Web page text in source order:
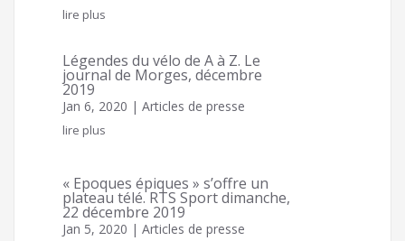
Photographies
Photos d'époque, cartes postales,
voici quelques trésors !
lire plus
Légendes du vélo de A à Z. Le
journal de Morges, décembre
2019
Jan 6, 2020 |Articles de presse
lire plus
« Epoques épiques » s’offre un
plateau télé. RTS Sport dimanche,
22 décembre 2019
Jan 5, 2020 |Articles de presse